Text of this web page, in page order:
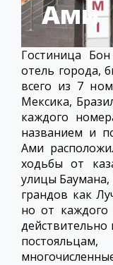
Ами
Гостиница
отель города,
всего из 7
Мексика,
каждого
названием и
Ами
ходьбы от
улицы Баумана,
грандов как
но от каждого